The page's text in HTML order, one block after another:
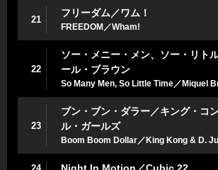
21
フリーダム／ワム！
FREEDOM／Wham!
22
ソー・メニー・メン、ソー・リト
ール・ブラウン
So Many Men, So Little Time／Miquel
23
ブン・ブン・ダラー／キング・コ
ル・ガールズ
Boom Boom Dollar／King Kong & D.